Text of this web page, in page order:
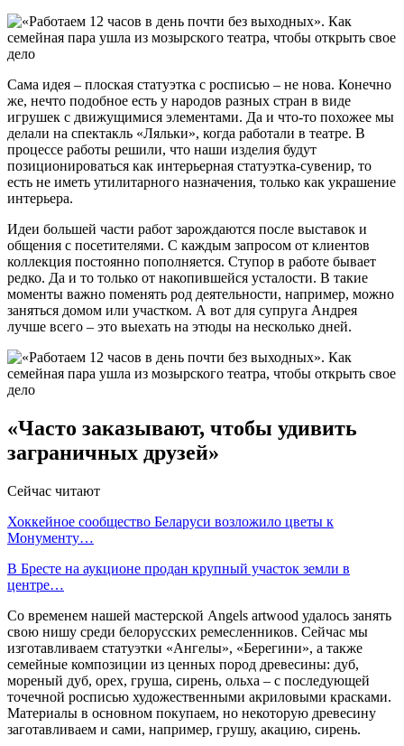
Сама идея – плоская статуэтка с росписью – не нова. Конечно
же, нечто подобное есть у народов разных стран в виде
игрушек с движущимися элементами. Да и что-то похожее мы
делали на спектакль «Ляльки», когда работали в театре. В
процессе работы решили, что наши изделия будут
позиционироваться как интерьерная статуэтка-сувенир, то
есть не иметь утилитарного назначения, только как украшение
интерьера.
Идеи большей части работ зарождаются после выставок и
общения с посетителями. С каждым запросом от клиентов
коллекция постоянно пополняется. Ступор в работе бывает
редко. Да и то только от накопившейся усталости. В такие
моменты важно поменять род деятельности, например, можно
заняться домом или участком. А вот для супруга Андрея
лучше всего – это выехать на этюды на несколько дней.
«Часто заказывают, чтобы удивить
заграничных друзей»
Сейчас читают
Хоккейное сообщество Беларуси возложило цветы к
Монументу…
В Бресте на аукционе продан крупный участок земли в
центре…
Со временем нашей мастерской Angels artwood удалось занять
свою нишу среди белорусских ремесленников. Сейчас мы
изготавливаем статуэтки «Ангелы», «Берегини», а также
семейные композиции из ценных пород древесины: дуб,
мореный дуб, орех, груша, сирень, ольха – с последующей
точечной росписью художественными акриловыми красками.
Материалы в основном покупаем, но некоторую древесину
заготавливаем и сами, например, грушу, акацию, сирень.